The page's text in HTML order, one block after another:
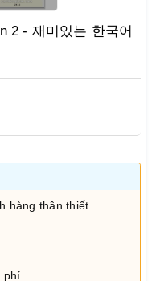
2 - 재미있는 한국어
hàng thân thiết